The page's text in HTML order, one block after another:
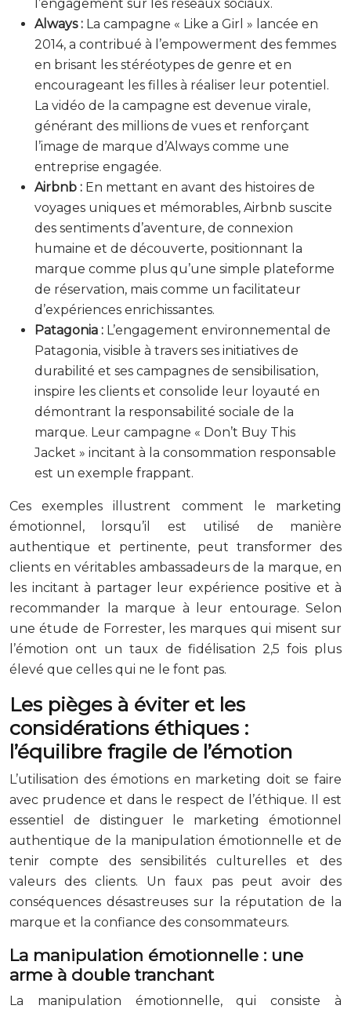
l’engagement sur les réseaux sociaux.
Always : La campagne « Like a Girl » lancée en
2014, a contribué à l’empowerment des femmes
en brisant les stéréotypes de genre et en
encourageant les filles à réaliser leur potentiel.
La vidéo de la campagne est devenue virale,
générant des millions de vues et renforçant
l’image de marque d’Always comme une
entreprise engagée.
Airbnb : En mettant en avant des histoires de
voyages uniques et mémorables, Airbnb suscite
des sentiments d’aventure, de connexion
humaine et de découverte, positionnant la
marque comme plus qu’une simple plateforme
de réservation, mais comme un facilitateur
d’expériences enrichissantes.
Patagonia : L’engagement environnemental de
Patagonia, visible à travers ses initiatives de
durabilité et ses campagnes de sensibilisation,
inspire les clients et consolide leur loyauté en
démontrant la responsabilité sociale de la
marque. Leur campagne « Don’t Buy This
Jacket » incitant à la consommation responsable
est un exemple frappant.
Ces exemples illustrent comment le marketing
émotionnel, lorsqu’il est utilisé de manière
authentique et pertinente, peut transformer des
clients en véritables ambassadeurs de la marque, en
les incitant à partager leur expérience positive et à
recommander la marque à leur entourage. Selon
une étude de Forrester, les marques qui misent sur
l’émotion ont un taux de fidélisation 2,5 fois plus
élevé que celles qui ne le font pas.
Les pièges à éviter et les
considérations éthiques :
l’équilibre fragile de l’émotion
L’utilisation des émotions en marketing doit se faire
avec prudence et dans le respect de l’éthique. Il est
essentiel de distinguer le marketing émotionnel
authentique de la manipulation émotionnelle et de
tenir compte des sensibilités culturelles et des
valeurs des clients. Un faux pas peut avoir des
conséquences désastreuses sur la réputation de la
marque et la confiance des consommateurs.
La manipulation émotionnelle : une
arme à double tranchant
La manipulation émotionnelle, qui consiste à